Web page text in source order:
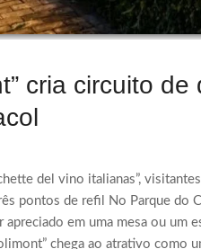
cria circuito
del vino italianas”,
pontos de refil No Parque do
em uma mesa ou um
chega ao atrativo como